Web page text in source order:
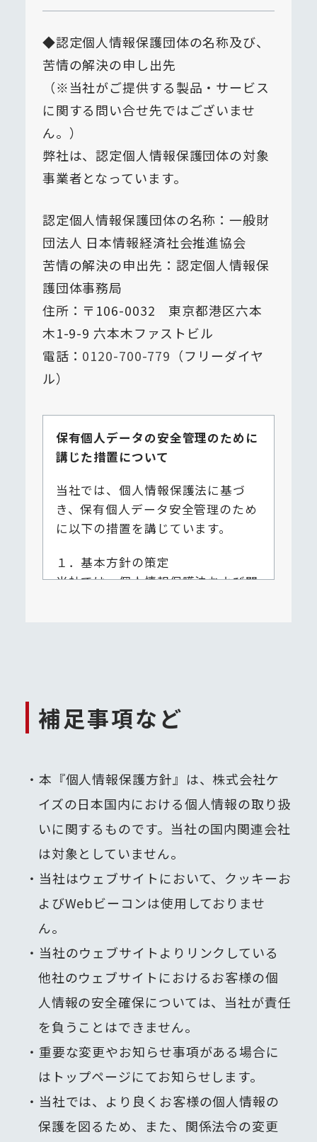
◆認定個人情報保護団体の名称及び、
苦情の解決の申し出先
（※当社がご提供する製品・サービス
に関する問い合せ先ではございませ
ん。）
弊社は、認定個人情報保護団体の対象
事業者となっています。
認定個人情報保護団体の名称：一般財
団法人 日本情報経済社会推進協会
苦情の解決の申出先：認定個人情報保
護団体事務局
住所：〒106-0032 東京都港区六本
木1-9-9 六本木ファストビル
電話： 0120-700-779 （フリーダイヤ
ル）
保有個人データの安全管理のために
講じた措置について
当社では、個人情報保護法に基づ
き、保有個人データ安全管理のため
に以下の措置を講じています。
１．基本方針の策定
当社では、個人情報保護法および関
の整備
「個人情報保護方針」に基づき、個
全管理のために講じるべき必要かつ
適切な措置について定めています。
３．組織的安全管理措置
個人データの取扱いに関する責任者
を設置するとともに、個人データを
取り扱う従業者及び当該従業者が取
し、法や取扱規程への違反又は兆候
を把握した場合の報告連絡体制を整
備しています。また、個人データの
取扱状況について、定期的に自己点
検を行うとともに、内部監査を実施
しています。
個人データの取扱いに関して、従業
者に定期的な研修を実施していま
す。また、個人データについての秘
補足事項など
本『個人情報保護方針』は、株式会社ケ
イズの日本国内における個人情報の取り扱
いに関するものです。当社の国内関連会社
は対象としていません。
当社はウェブサイトにおいて、クッキーお
よびWebビーコンは使用しておりませ
ん。
当社のウェブサイトよりリンクしている
他社のウェブサイトにおけるお客様の個
人情報の安全確保については、当社が責任
を負うことはできません。
重要な変更やお知らせ事項がある場合に
はトップページにてお知らせします。
当社では、より良くお客様の個人情報の
保護を図るため、また、関係法令の変更